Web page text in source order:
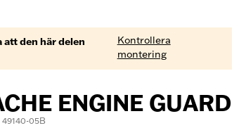
den här delen
Kontrollera
montering
ENGINE GUARD
05B